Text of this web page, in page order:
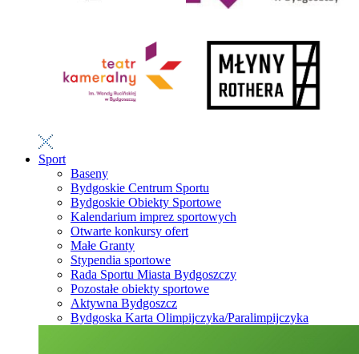
Sport
Baseny
Bydgoskie Centrum Sportu
Bydgoskie Obiekty Sportowe
Kalendarium imprez sportowych
Otwarte konkursy ofert
Małe Granty
Stypendia sportowe
Rada Sportu Miasta Bydgoszczy
Pozostałe obiekty sportowe
Aktywna Bydgoszcz
Bydgoska Karta Olimpijczyka/Paralimpijczyka